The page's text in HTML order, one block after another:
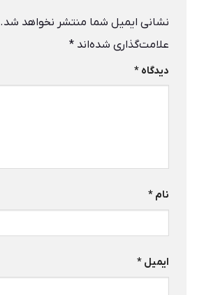
نشانی ایمیل شما منتشر نخواهد شد.
علامت‌گذاری شده‌اند *
دیدگاه *
نام *
ایمیل *